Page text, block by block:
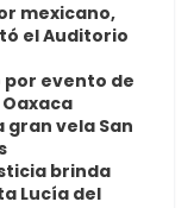
mexicano,
el Auditorio
por evento de
vela San
brinda
Lucía del